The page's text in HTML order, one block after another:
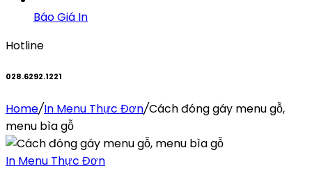
Báo Giá In
Hotline
028.6292.1221
Home/In Menu Thực Đơn/Cách đóng gáy menu gỗ,
menu bìa gỗ
In Menu Thực Đơn